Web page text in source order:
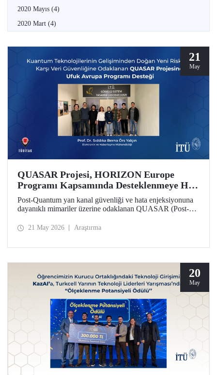
2020 Mayıs (4)
2020 Mart (4)
21
May
QUASAR Projesi, HORIZON Europe
Programı Kapsamında Desteklenmeye Hak
Kazandı
Post-Quantum yan kanal güvenliği ve hata enjeksiyonuna
dayanıklı mimariler üzerine odaklanan QUASAR (Post-
Architectures for RISC V Platforms) projesi, HORIZON
21 May 2026 Araştırma
20
May